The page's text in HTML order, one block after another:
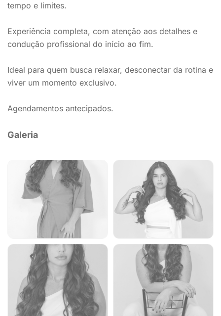
tempo e limites.
Experiência completa, com atenção aos detalhes e
condução profissional do início ao fim.
Ideal para quem busca relaxar, desconectar da rotina e
viver um momento exclusivo.
Agendamentos antecipados.
Galeria